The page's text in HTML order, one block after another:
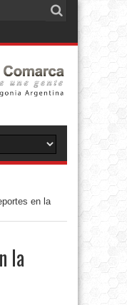
en la
la